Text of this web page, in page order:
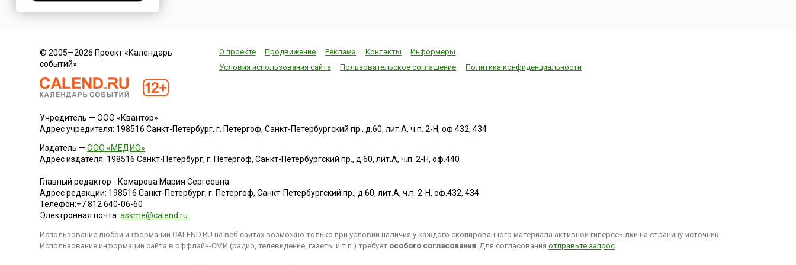
Молдова
Новая Зеландия
Норвегия
ОАЭ
Пакистан
Панама
Польша
Португалия
Румыния
США
Саудовская Аравия
© 2005—2026 Проект «Календарь
событий»
О проекте Продвижение Реклама Контакты
Информеры
Условия использования сайта
Пользовательское соглашение Политика конфиденциальности
Учредитель — ООО «Квантор»
Адрес учредителя: 198516 Санкт-Петербург, г. Петергоф, Санкт-Петербургский пр., д.60, лит.А, ч.п. 2-Н, оф.432, 434
Издатель —ООО «МЕДИО»
Адрес издателя: 198516 Санкт-Петербург, г. Петергоф, Санкт-Петербургский пр., д.60, лит.А, ч.п. 2-Н, оф.440
Главный редактор - Комарова Мария Сергеевна
Адрес редакции: 198516 Санкт-Петербург, г. Петергоф,Санкт-Петербургский пр., д.60, лит.А, ч.п. 2-Н, оф.432, 434
Телефон:+7 812 640-06-60
Электронная почта:askme@calend.ru
Использование любой информации CALEND.RU на веб-сайтах возможно только при условии наличия у каждого скопированного материала активной гиперссылки на страницу-источник.
Использование информации сайта в оффлайн-СМИ (радио, телевидение, газеты и т.п.) требует особого согласования. Для согласованияотправьте запрос.